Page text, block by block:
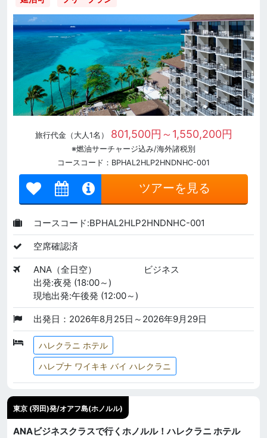
旅行代金（大人1名） 801,500円～1,550,200円
※燃油サーチャージ込み/海外諸税別
コースコード：BPHAL2HLP2HNDNHC-001
ツアーを見る
コースコード:BPHAL2HLP2HNDNHC-001
空席確認済
ANA（全日空）
ビジネス
出発:夜発 (18:00～)
現地出発:午後発 (12:00～)
出発日：2026年8月25日～2026年9月29日
ハレクラニ ホテル
ハレプナ ワイキキ バイ ハレクラニ
東京 (羽田)発/オアフ島(ホノルル)
ANAビジネスクラスで行くホノルル！ハレクラニ ホテル